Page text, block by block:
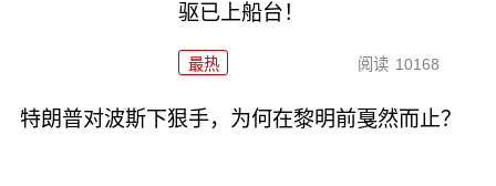
驱已上船台！
最热 阅读 10168
特朗普对波斯下狠手，为何在黎明前戛然而止？